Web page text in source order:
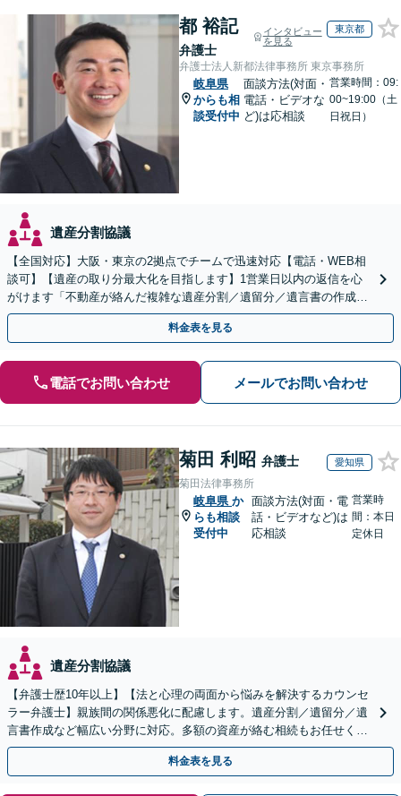
都 裕記
弁護士
インタビュー
を見る
東京都
弁護士法人新都法律事務所 東京事務所
岐阜県
からも相
談受付中
面談方法(対面・
電話・ビデオな
ど)は応相談
営業時間：09:
00~19:00（土
日祝日）
遺産分割協議
【全国対応】大阪・東京の2拠点でチームで迅速対応【電話・WEB相
談可】【遺産の取り分最大化を目指します】1営業日以内の返信を心
がけます「不動産が絡んだ複雑な遺産分割／遺留分／遺言書の作成・
執行／事業承継など、お任せください」【休日相談あり】
料金表を見る
電話でお問い合わせ メールでお問い合わせ
菊田 利昭 弁護士 愛知県
菊田法律事務所
岐阜県 か
らも相談
受付中
面談方法(対面・電
話・ビデオなど)は
応相談
営業時
間：本日
定休日
遺産分割協議
【弁護士歴10年以上】【法と心理の両面から悩みを解決するカウンセ
ラー弁護士】親族間の関係悪化に配慮します。遺産分割／遺留分／遺
言書作成など幅広い分野に対応。多額の資産が絡む相続もお任せくだ
さい。【夜間・休日の相談可能】【駐車場完備】
料金表を見る